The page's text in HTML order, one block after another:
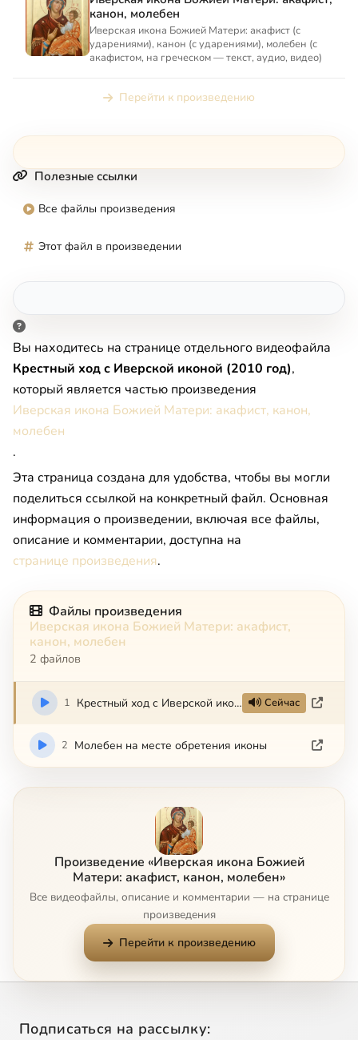
канон, молебен
Иверская икона Божией Матери: акафист (с
ударениями), канон (с ударениями), молебен (с
акафистом, на греческом — текст, аудио, видео)
Перейти к произведению
Полезные ссылки
Все файлы произведения
Этот файл в произведении
Вы находитесь на странице отдельного видеофайла
Крестный ход с Иверской иконой (2010 год),
который является частью произведения
Иверская икона Божией Матери: акафист, канон,
молебен
.
Эта страница создана для удобства, чтобы вы могли
поделиться ссылкой на конкретный файл. Основная
информация о произведении, включая все файлы,
описание и комментарии, доступна на
странице произведения.
Файлы произведения
Иверская икона Божией Матери: акафист,
канон, молебен
2 файлов
1 Крестный ход с Иверской иконой (2010 год) Сейчас
2 Молебен на месте обретения иконы
Произведение «Иверская икона Божией
Матери: акафист, канон, молебен»
Все видеофайлы, описание и комментарии — на странице
произведения
Перейти к произведению
Подписаться на рассылку: